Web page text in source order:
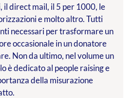
il direct mail, il 5 per 1000, le
e molto altro. Tutti
necessari per trasformare un
occasionale in un donatore
Non da ultimo, nel volume un
è dedicato al people raising e
della misurazione